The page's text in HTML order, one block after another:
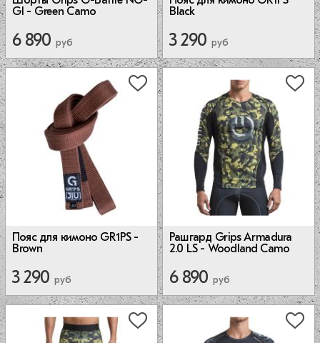
GI - Green Camo
6 890 руб
Black
3 290 руб
Пояс для кимоно GR1PS -
Brown
3 290 руб
Рашгард Grips Armadura
2.0 LS - Woodland Camo
6 890 руб